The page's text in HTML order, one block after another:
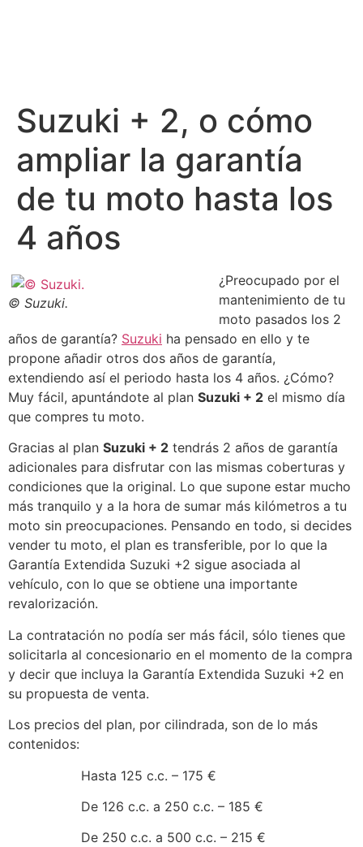
Suzuki + 2, o cómo
ampliar la garantía
de tu moto hasta los
4 años
© Suzuki.
¿Preocupado por el
mantenimiento de tu
moto pasados los 2
años de garantía? Suzuki ha pensado en ello y te
propone añadir otros dos años de garantía,
extendiendo así el periodo hasta los 4 años. ¿Cómo?
Muy fácil, apuntándote al plan Suzuki + 2 el mismo día
que compres tu moto.
Gracias al plan Suzuki + 2 tendrás 2 años de garantía
adicionales para disfrutar con las mismas coberturas y
condiciones que la original. Lo que supone estar mucho
más tranquilo y a la hora de sumar más kilómetros a tu
moto sin preocupaciones. Pensando en todo, si decides
vender tu moto, el plan es transferible, por lo que la
Garantía Extendida Suzuki +2 sigue asociada al
vehículo, con lo que se obtiene una importante
revalorización.
La contratación no podía ser más fácil, sólo tienes que
solicitarla al concesionario en el momento de la compra
y decir que incluya la Garantía Extendida Suzuki +2 en
su propuesta de venta.
Los precios del plan, por cilindrada, son de lo más
contenidos:
Hasta 125 c.c. – 175 €
De 126 c.c. a 250 c.c. – 185 €
De 250 c.c. a 500 c.c. – 215 €